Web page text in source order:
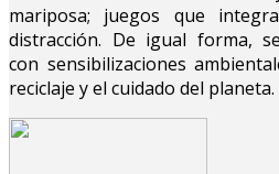
mariposa; juegos que
distracción. De igual forma,
con sensibilizaciones
reciclaje y el cuidado del planeta.